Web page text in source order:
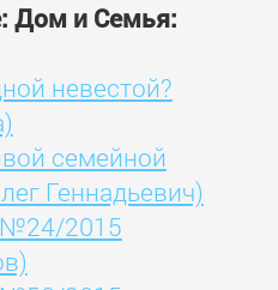
Дом и Семья:
невестой?
семейной
Геннадьевич)
№24/2015